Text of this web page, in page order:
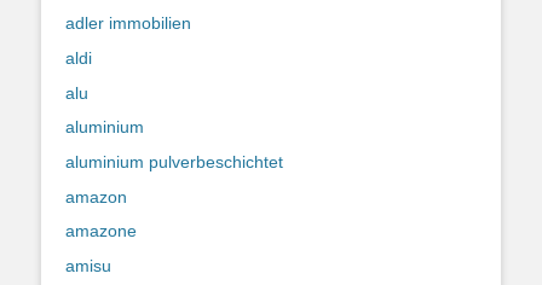
adler immobilien
aldi
alu
aluminium
aluminium pulverbeschichtet
amazon
amazone
amisu